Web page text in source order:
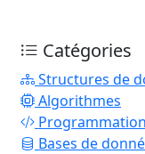
Catégories
Structures de
Algorithmes
Programmation
Bases de